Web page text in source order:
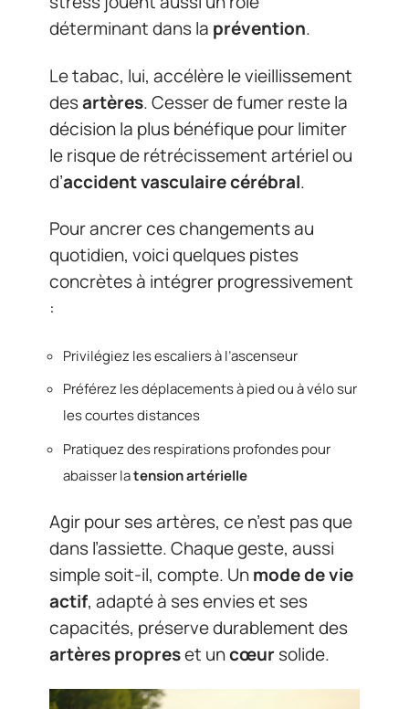
déterminant dans la prévention.
Le tabac, lui, accélère le vieillissement
desartères. Cesser de fumer reste la
décision la plus bénéfique pour limiter
le risque de rétrécissement artériel ou
d’accident vasculaire cérébral.
Pour ancrer ces changements au
quotidien, voici quelques pistes
concrètes à intégrer progressivement
:
Privilégiez les escaliers à l’ascenseur
Préférez les déplacements à pied ou à vélo sur
les courtes distances
Pratiquez des respirations profondes pour
abaisser latension artérielle
Agir pour ses artères, ce n’est pas que
dans l’assiette. Chaque geste, aussi
simple soit-il, compte. Unmode de vie
actif, adapté à ses envies et ses
capacités, préserve durablement des
artères propreset uncœursolide.